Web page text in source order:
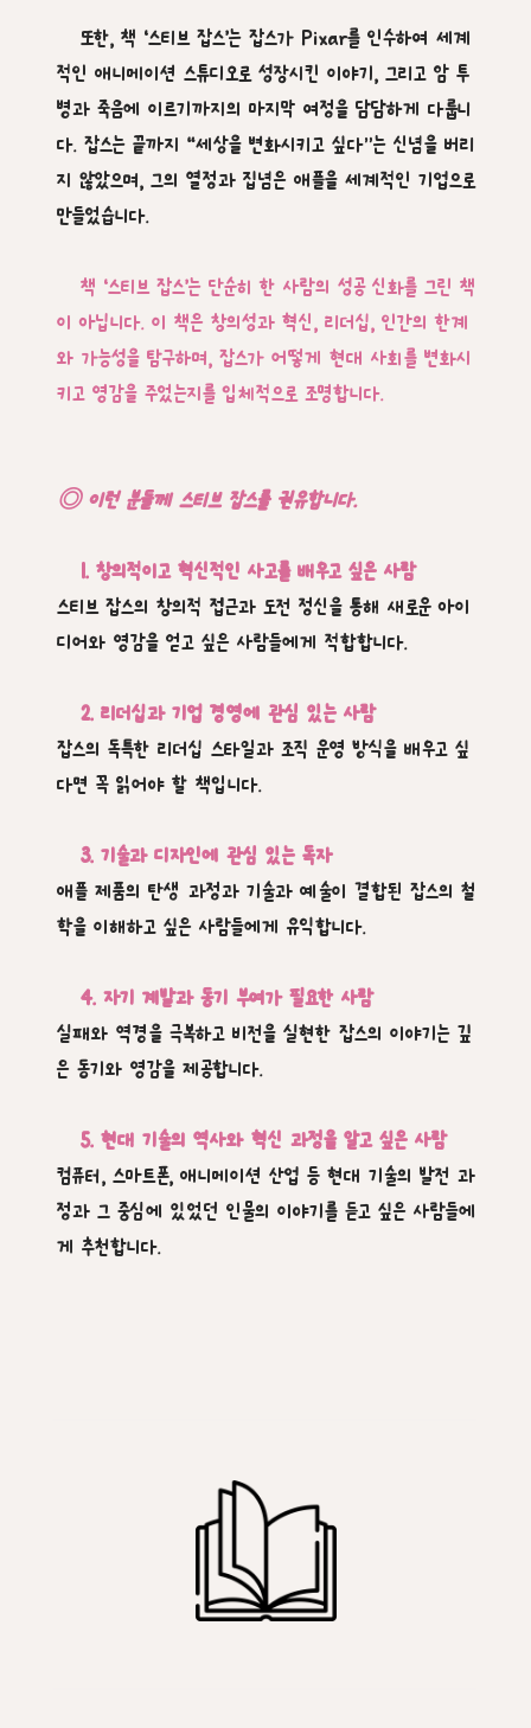
또한, 책 ‘스티브 잡스’는 잡스가 Pixar를 인수하여 세계
적인 애니메이션 스튜디오로 성장시킨 이야기, 그리고 암 투
병과 죽음에 이르기까지의 마지막 여정을 담담하게 다룹니
다. 잡스는 끝까지 “세상을 변화시키고 싶다”는 신념을 버리
지 않았으며, 그의 열정과 집념은 애플을 세계적인 기업으로
만들었습니다.
책 ‘스티브 잡스’는 단순히 한 사람의 성공 신화를 그린 책
이 아닙니다. 이 책은 창의성과 혁신, 리더십, 인간의 한계
와 가능성을 탐구하며, 잡스가 어떻게 현대 사회를 변화시
키고 영감을 주었는지를 입체적으로 조명합니다.
◎ 이런 분들께 스티브 잡스를 권유합니다.
1. 창의적이고 혁신적인 사고를 배우고 싶은 사람
스티브 잡스의 창의적 접근과 도전 정신을 통해 새로운 아이
디어와 영감을 얻고 싶은 사람들에게 적합합니다.
2. 리더십과 기업 경영에 관심 있는 사람
잡스의 독특한 리더십 스타일과 조직 운영 방식을 배우고 싶
다면 꼭 읽어야 할 책입니다.
3. 기술과 디자인에 관심 있는 독자
애플 제품의 탄생 과정과 기술과 예술이 결합된 잡스의 철
학을 이해하고 싶은 사람들에게 유익합니다.
4. 자기 계발과 동기 부여가 필요한 사람
실패와 역경을 극복하고 비전을 실현한 잡스의 이야기는 깊
은 동기와 영감을 제공합니다.
5. 현대 기술의 역사와 혁신 과정을 알고 싶은 사람
컴퓨터, 스마트폰, 애니메이션 산업 등 현대 기술의 발전 과
정과 그 중심에 있었던 인물의 이야기를 듣고 싶은 사람들에
게 추천합니다.